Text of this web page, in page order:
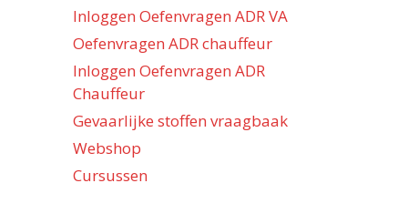
Inloggen Oefenvragen ADR VA
Oefenvragen ADR chauffeur
Inloggen Oefenvragen ADR
Chauffeur
Gevaarlijke stoffen vraagbaak
Webshop
Cursussen